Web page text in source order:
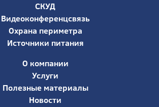
СКУД
Видеоконференцсвязь
Охрана периметра
Источники питания
О компании
Услуги
Полезные материалы
Новости